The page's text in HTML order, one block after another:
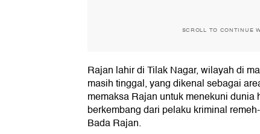
SCROLL TO CONTINUE
Rajan lahir di Tilak Nagar, wilayah di
masih tinggal, yang dikenal sebagai
memaksa Rajan untuk menekuni
berkembang dari pelaku kriminal
Bada Rajan.